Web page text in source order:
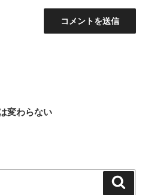
変わらない